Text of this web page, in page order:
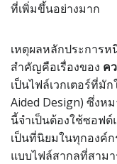
ที่เพิ่มขึ้นอย่างมาก
เหตุผลหลักประการห
สำคัญคือเรื่องของ ค
เป็นไฟล์เวกเตอร์ที่มั
Aided Design) ซึ่งห
นี้จำเป็นต้องใช้ซอฟ
เป็นที่นิยมในทุกองค์ก
แบบไฟล์สากลที่สาม